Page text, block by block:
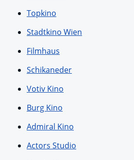
Topkino
Stadtkino Wien
Filmhaus
Schikaneder
Votiv Kino
Burg Kino
Admiral Kino
Actors Studio